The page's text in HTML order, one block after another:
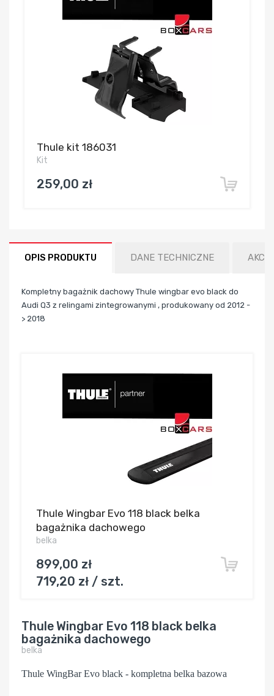
Thule kit 186031
Kit
259,00 zł
OPIS PRODUKTU DANE TECHNICZNE
Kompletny bagażnik dachowy Thule wingbar evo black do
Audi Q3 z relingami zintegrowanymi , produkowany od 2012 -
> 2018
Thule Wingbar Evo 118 black belka
bagażnika dachowego
belka
899,00 zł
719,20 zł / szt.
Thule Wingbar Evo 118 black belka
bagażnika dachowego
belka
Thule WingBar Evo black - kompletna belka bazowa